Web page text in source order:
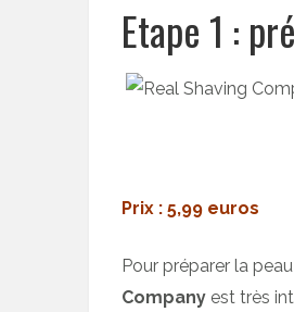
Etape 1 :
Prix : 5,99 euros
Pour préparer la
Company est très